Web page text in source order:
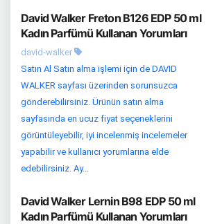
David Walker Freton B126 EDP 50 ml
Kadın Parfümü Kullanan Yorumları
david-walker
Satın Al Satın alma işlemi için de DAVID
WALKER sayfası üzerinden sorunsuzca
gönderebilirsiniz. Ürünün satın alma
sayfasında en ucuz fiyat seçeneklerini
görüntüleyebilir, iyi incelenmiş incelemeler
yapabilir ve kullanıcı yorumlarına elde
edebilirsiniz. Ay...
David Walker Lernin B98 EDP 50 ml
Kadın Parfümü Kullanan Yorumları